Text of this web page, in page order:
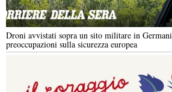
Droni avvistati sopra un sito militare in
preoccupazioni sulla sicurezza europea